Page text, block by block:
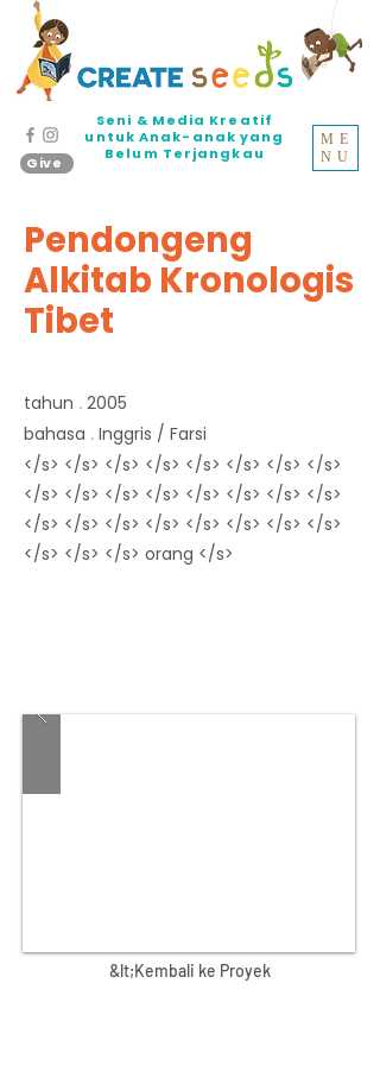
ME
NU
Seni & Media Kreatif
untuk Anak-anak yang
Belum Terjangkau
Give
Pendongeng
Alkitab Kronologis
Tibet
tahun . 2005
bahasa . Inggris / Farsi
</s> </s> </s> </s> </s> </s> </s> </s>
</s> </s> </s> </s> </s> </s> </s> </s>
</s> </s> </s> </s> </s> </s> </s> </s>
</s> </s> </s> orang </s>
&lt;Kembali ke Proyek